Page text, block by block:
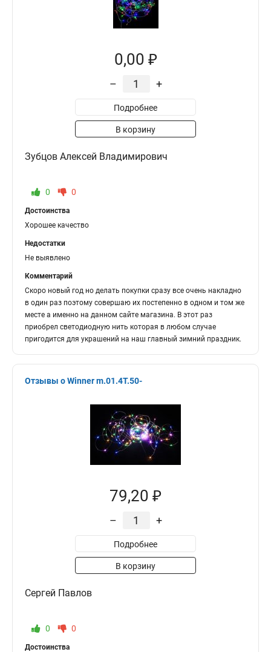
0,00 ₽
– +
Подробнее
В корзину
Зубцов Алексей Владимирович
0 0
Достоинства
Хорошее качество
Недостатки
Не выявлено
Комментарий
Скоро новый год но делать покупки сразу все очень накладно
в один раз поэтому совершаю их постепенно в одном и том же
месте а именно на данном сайте магазина. В этот раз
приобрел светодиодную нить которая в любом случае
пригодится для украшений на наш главный зимний праздник.
Отзывы о Winner m.01.4T.50-
79,20 ₽
– +
Подробнее
В корзину
Сергей Павлов
0 0
Достоинства